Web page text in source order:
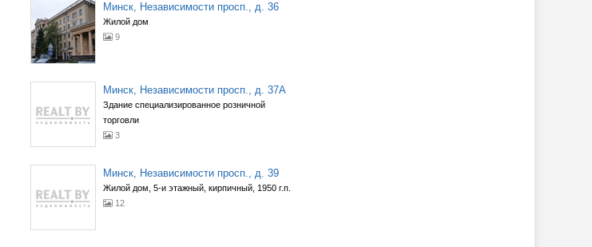
Минск, Независимости просп., д. 36
Жилой дом
9
Минск, Независимости просп., д. 37А
Здание специализированное розничной
торговли
3
Минск, Независимости просп., д. 39
Жилой дом, 5-и этажный, кирпичный, 1950 г.п.
12